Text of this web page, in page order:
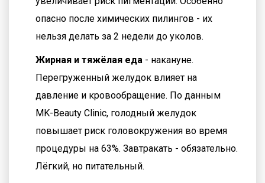
опасно после химических пилингов - их
нельзя делать за 2 недели до уколов.
Жирная и тяжёлая еда - накануне.
Перегруженный желудок влияет на
давление и кровообращение. По данным
MK-Beauty Clinic, голодный желудок
повышает риск головокружения во время
процедуры на 63%. Завтракать - обязательно.
Лёгкий, но питательный.